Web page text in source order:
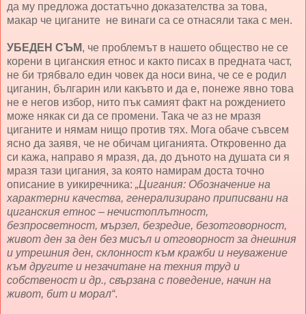
да му предложа достатъчно доказателства за това,
макар че циганите не винаги са се отнасяли така с мен.
УБЕДЕН СЪМ, че проблемът в нашето общество не се
корени в циганския етнос и както писах в предната част,
не би трябвало един човек да носи вина, че се е родил
циганин, българин или какъвто и да е, понеже явно това
не е негов избор, нито пък самият факт на рождението
може някак си да се промени. Така че аз не мразя
циганите и нямам нищо против тях. Мога обаче съвсем
ясно да заявя, че не обичам циганията. Откровенно да
си кажа, направо я мразя, да, до дъното на душата си я
мразя тази цигания, за която намирам доста точно
описание в уикиречника: „Цигания: Обозначение на
характерни качества, генерализирано приписвани на
циганския етнос – нечистоплътност,
безпросветност, мързел, безредие, безотговорност,
живот ден за ден без мисъл и отговорност за днешния
и утрешния ден, склонност към кражби и неуважение
към другите и незачитане на техния труд и
собственост и др., свързана с поведение, начин на
живот, бит и морал“.